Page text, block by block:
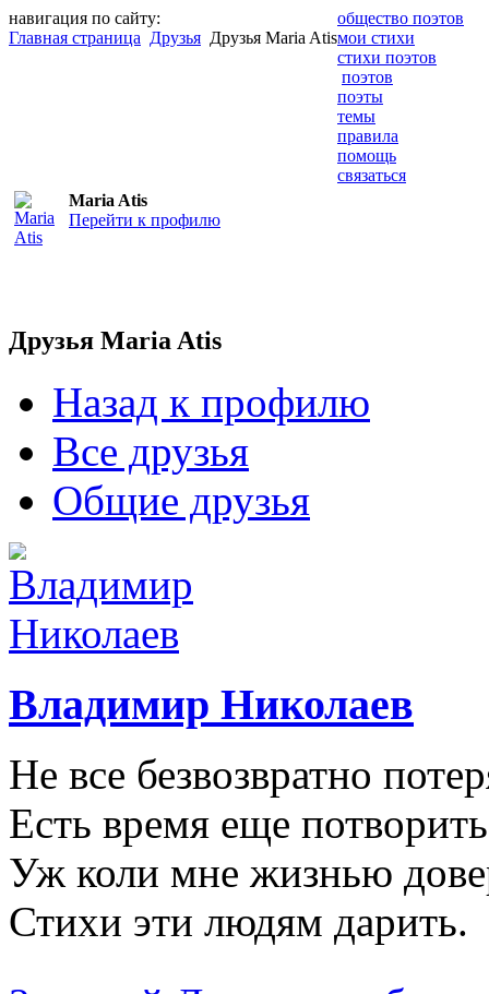
навигация по сайту:
Главная страница Друзья Друзья Maria Atis
общество поэтов
мои стихи
стихи поэтов
поэтов
поэты
темы
правила
помощь
связаться
Maria Atis
Перейти к профилю
Друзья Maria Atis
Назад к профилю
Все друзья
Общие друзья
Владимир Николаев
Не все безвозвратно
Есть время еще
Уж коли мне жизнью
Стихи эти людям дарить.